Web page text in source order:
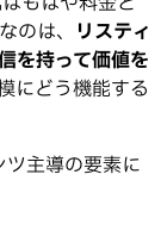
のは、 リスティ
を持って価値を
にどう機能する
主導の要素に